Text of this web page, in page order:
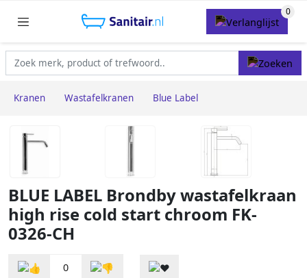
Kranen Wastafelkranen Blue Label
BLUE LABEL Brondby wastafelkraan
high rise cold start chroom FK-
0326-CH
0